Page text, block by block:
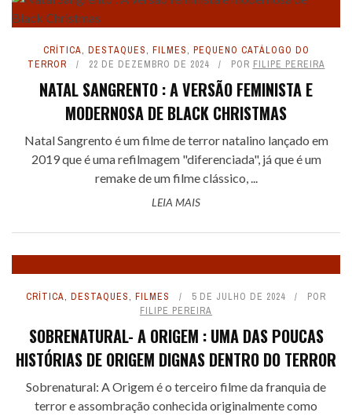
CRÍTICA, DESTAQUES, FILMES, PEQUENO CATÁLOGO DO
TERROR
22 DE DEZEMBRO DE 2024 POR FILIPE PEREIRA
NATAL SANGRENTO : A VERSÃO FEMINISTA E
MODERNOSA DE BLACK CHRISTMAS
Natal Sangrento é um filme de terror natalino lançado em
2019 que é uma refilmagem "diferenciada", já que é um
remake de um filme clássico, ...
LEIA MAIS
CRÍTICA, DESTAQUES, FILMES 5 DE JULHO DE 2024
POR
FILIPE PEREIRA
SOBRENATURAL- A ORIGEM : UMA DAS POUCAS
HISTÓRIAS DE ORIGEM DIGNAS DENTRO DO TERROR
Sobrenatural: A Origem é o terceiro filme da franquia de
terror e assombração conhecida originalmente como